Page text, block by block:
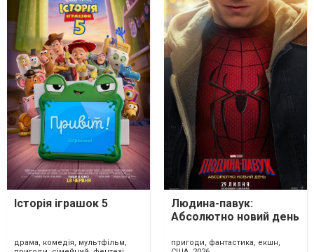
Історія іграшок 5
драма, комедія, мультфільм,
Людина-павук:
Абсолютно новий день
пригоди, фантастика, екшн,